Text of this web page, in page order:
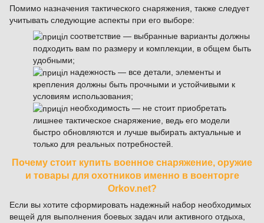
Помимо назначения тактического снаряжения, также следует
учитывать следующие аспекты при его выборе:
соответствие — выбранные варианты должны
подходить вам по размеру и комплекции, в общем быть
удобными;
надежность — все детали, элементы и
крепления должны быть прочными и устойчивыми к
условиям использования;
необходимость — не стоит приобретать
лишнее тактическое снаряжение, ведь его модели
быстро обновляются и лучше выбирать актуальные и
только для реальных потребностей.
Почему стоит купить военное снаряжение, оружие
и товары для охотников именно в военторге
Orkov.net?
Если вы хотите сформировать надежный набор необходимых
вещей для выполнения боевых задач или активного отдыха,